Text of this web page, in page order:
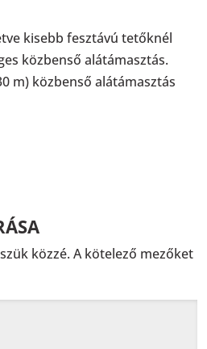
kisebb fesztávú tetőknél
közbenső alátámasztás.
m) közbenső alátámasztás
közzé. A kötelező mezőket